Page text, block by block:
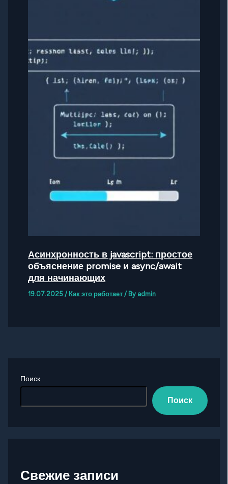
Асинхронность в javascript: простое
объяснение promise и async/await
для начинающих
19.07.2025/ Как это работает / By admin
Поиск
Поиск
Свежие записи